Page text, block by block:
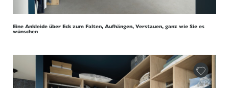
Eine Ankleide über Eck zum Falten, Aufhängen, Verstauen, ganz wie Sie es
wünschen